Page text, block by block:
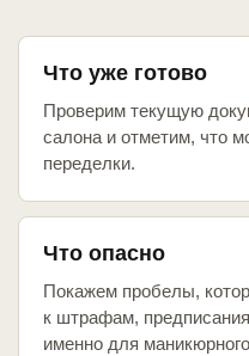
Что уже готово
Проверим текущую
салона и отметим, что
переделки.
Что опасно
Покажем пробелы,
к штрафам,
именно для